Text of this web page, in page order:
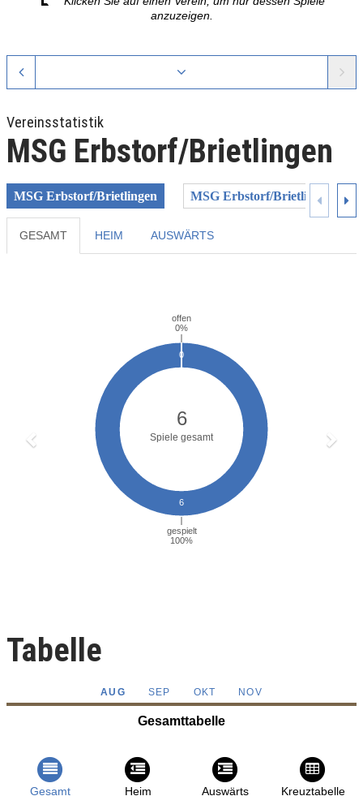
anzuzeigen.
Vereinsstatistik
MSG Erbstorf/Brietlingen
MSG Erbstorf/Brietlingen MSG Erbstorf/Brietlingen II
GESAMT HEIM AUSWÄRTS
Tabelle
AUG SEP OKT NOV
Gesamttabelle
Gesamt Heim Auswärts Kreuztabelle